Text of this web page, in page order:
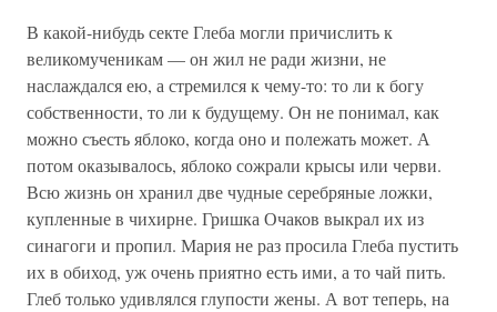
В какой-нибудь секте Глеба могли причислить к
великомученикам — он жил не ради жизни, не
наслаждался ею, а стремился к чему-то: то ли к богу
собственности, то ли к будущему. Он не понимал, как
можно съесть яблоко, когда оно и полежать может. А
потом оказывалось, яблоко сожрали крысы или черви.
Всю жизнь он хранил две чудные серебряные ложки,
купленные в чихирне. Гришка Очаков выкрал их из
синагоги и пропил. Мария не раз просила Глеба пустить
их в обиход, уж очень приятно есть ими, а то чай пить.
Глеб только удивлялся глупости жены. А вот теперь, на